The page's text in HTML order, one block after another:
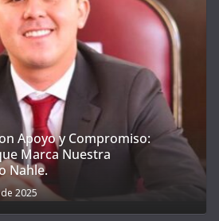
Apoyo y Compromiso:
Marca Nuestra
Nahle.
2025